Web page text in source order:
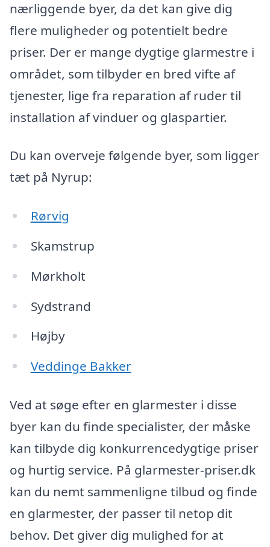
nærliggende byer, da det kan give dig
flere muligheder og potentielt bedre
priser. Der er mange dygtige glarmestre i
området, som tilbyder en bred vifte af
tjenester, lige fra reparation af ruder til
installation af vinduer og glaspartier.
Du kan overveje følgende byer, som ligger
tæt på Nyrup:
Rørvig
Skamstrup
Mørkholt
Sydstrand
Højby
Veddinge Bakker
Ved at søge efter en glarmester i disse
byer kan du finde specialister, der måske
kan tilbyde dig konkurrencedygtige priser
og hurtig service. På glarmester-priser.dk
kan du nemt sammenligne tilbud og finde
en glarmester, der passer til netop dit
behov. Det giver dig mulighed for at